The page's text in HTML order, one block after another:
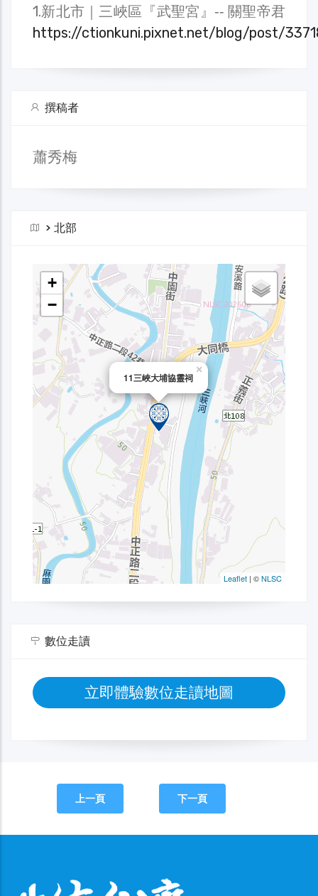
1.新北市｜三峽區『武聖宮』‐‐ 關聖帝君
https://ctionkuni.pixnet.net/blog/post/
撰稿者
蕭秀梅
> 北部
數位走讀
立即體驗數位走讀地圖
上一頁 下一頁